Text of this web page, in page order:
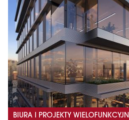
BIURA I PROJEKTY